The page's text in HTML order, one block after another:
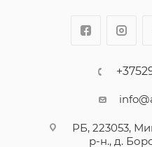
РБ, 223053,
р-н., д.